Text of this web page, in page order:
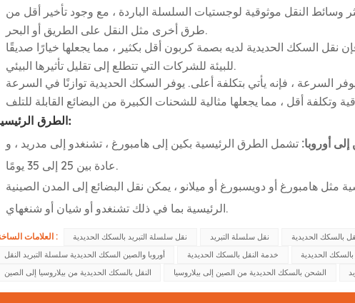
وسائط النقل موثوقية لوجستيات السلسلة الباردة ، مع وجود تأخير أقل من
نقل السكك الحديدية لديه بصمة كربون أقل بكثير ، مما يجعلها خيارًا صديقًا
السرعة ، فإنه يأتي بتكلفة أعلى. يوفر السكك الحديدية توازنًا في السرعة
الطرق الرئيسية:
أوروبا: تشمل الطرق الرئيسية بكين إلى هامبورغ ، تشنغدو إلى مدريد ، و Xi'an إلى وارسو ، مع أوقات عبور تتراوح
مثل هامبورغ أو دويسبورغ أو ميلانو ، يمكن نقل البضائع إلى المدن الصينية
العلامات الساخنة : نقل سلسلة التبريد بالسكك الحديدية نقل سلسلة التبريد بالسكك الحديدية
أوروبا والصين السكك الحديدية سلسلة التبريد النقل
خدمة النقل بالسكك الحديدية
الحديدية
النقل بالسكك الحديدية من بيلاروسيا إلى الصين
الشحن بالسكك الحديدية من الصين إلى بيلاروسيا